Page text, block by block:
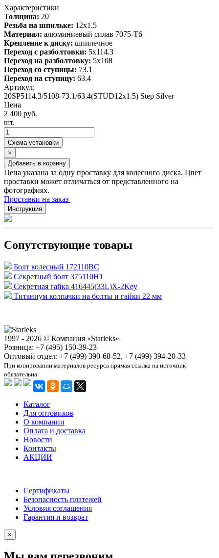
Характеристики
Толщина: 20
Резьба на шпильке: 12х1.5
Материал: алюминиевый сплав 7075-T6
Крепление к диску: шпилечное
Переход с разболтовки: 5х114.3
Переход на разболтовку: 5х108
Переход со ступицы: 73.1
Переход на ступицу: 63.4
Артикул:
20SP5114.3/5108-73.1/63.4(STUD12x1.5) Step Silver
Цена
2 400 руб.
шт.
Схема установки
×
Добавить в корзину
Цена указана за одну проставку для колесного диска. Цвет
проставки может отличаться от представленного на
фотографиях.
Проставки на заказ
Инструкция
Сопутствующие товары
Болт колесный 172110BC
Секретный болт 375110H1
Секретная гайка 416445(33L)X-2Key
Титаниум колпачки на болты и гайки 22 мм
1997 - 2026 © Компания «Starleks»
Розница: +7 (495) 150-39-23
Оптовый отдел: +7 (499) 390-68-52, +7 (499) 394-20-33
При копировании материалов ресурса прямая ссылка на источник
обязательна
Каталог
Для оптовиков
О компании
Оплата и доставка
Новости
Контакты
АКЦИИ
Сертификаты
Безопасность платежей
Условия соглашения
Гарантия и возврат
×